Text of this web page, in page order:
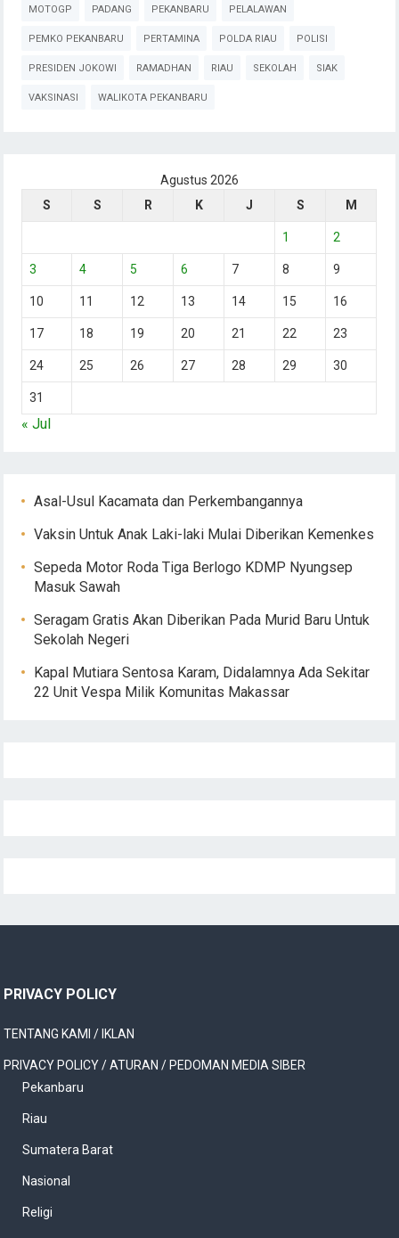
MOTOGP PADANG PEKANBARU PELALAWAN
PEMKO PEKANBARU PERTAMINA POLDA RIAU POLISI
PRESIDEN JOKOWI RAMADHAN RIAU SEKOLAH SIAK
VAKSINASI WALIKOTA PEKANBARU
Agustus 2026
S
S R K J S M
1 2
3 4 5 6 7 8 9
10 11 12 13 14 15 16
17 18 19 20 21 22 23
24 25 26 27 28 29 30
31
« Jul
Asal-Usul Kacamata dan Perkembangannya
Vaksin Untuk Anak Laki-laki Mulai Diberikan Kemenkes
Sepeda Motor Roda Tiga Berlogo KDMP Nyungsep
Masuk Sawah
Seragam Gratis Akan Diberikan Pada Murid Baru Untuk
Sekolah Negeri
Kapal Mutiara Sentosa Karam, Didalamnya Ada Sekitar
22 Unit Vespa Milik Komunitas Makassar
PRIVACY POLICY
TENTANG KAMI / IKLAN
PRIVACY POLICY / ATURAN / PEDOMAN MEDIA SIBER
Pekanbaru
Riau
Sumatera Barat
Nasional
Religi